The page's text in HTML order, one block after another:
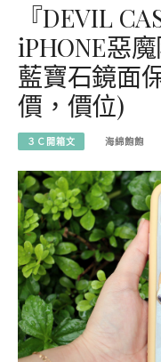
『DEVIL
iPHONE惡
藍寶石鏡面
價，價位)
３Ｃ開箱文 海綿飽飽